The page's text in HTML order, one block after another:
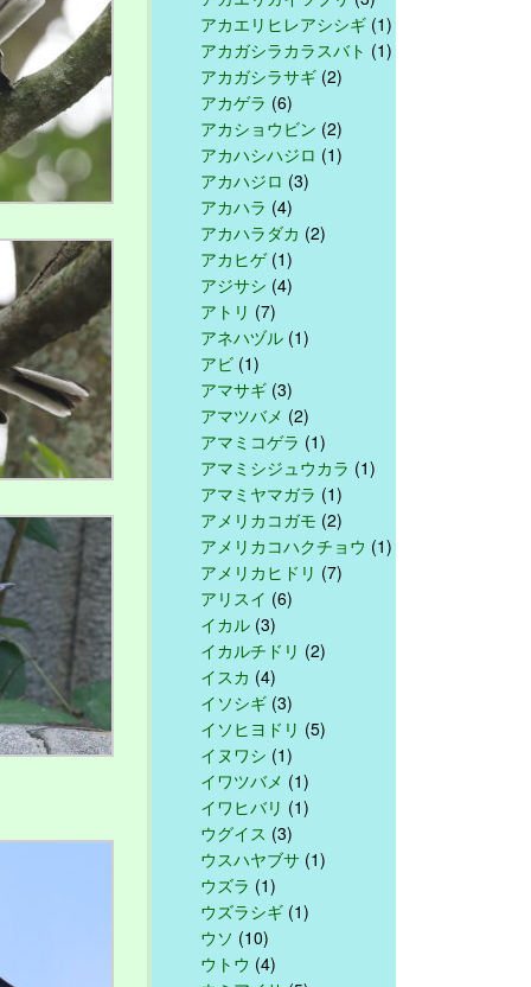
アカエリヒレアシシギ (1)
アカガシラカラスバト (1)
アカガシラサギ (2)
アカゲラ (6)
アカショウビン (2)
アカハシハジロ (1)
アカハジロ (3)
アカハラ (4)
アカハラダカ (2)
アカヒゲ(1)
アジサシ (4)
アトリ (7)
アネハヅル (1)
アビ (1)
アマサギ (3)
アマツバメ (2)
アマミコゲラ (1)
アマミシジュウカラ (1)
アマミヤマガラ (1)
アメリカコガモ (2)
アメリカコハクチョウ (1)
アメリカヒドリ (7)
アリスイ (6)
イカル (3)
イカルチドリ (2)
イスカ (4)
イソシギ (3)
イソヒヨドリ (5)
イヌワシ (1)
イワツバメ (1)
イワヒバリ (1)
ウグイス (3)
ウスハヤブサ (1)
ウズラ (1)
ウズラシギ (1)
ウソ (10)
ウトウ (4)